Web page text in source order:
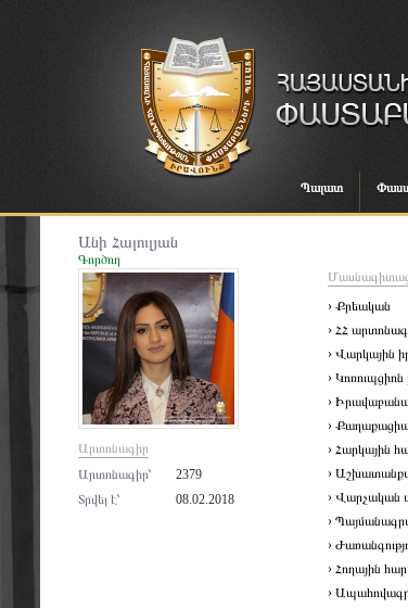
Պալատ
Անի Հալուլյան
Գործող
Արտոնագիր
Արտոնագիր՝
2379
Տրվել է՝
08.02.2018
› Քրեական
› ՀՀ
› Վարկային
› Կոռուպցիոն
›
›
› Հարկային
›
› Վարչական
›
›
› Հողային
›